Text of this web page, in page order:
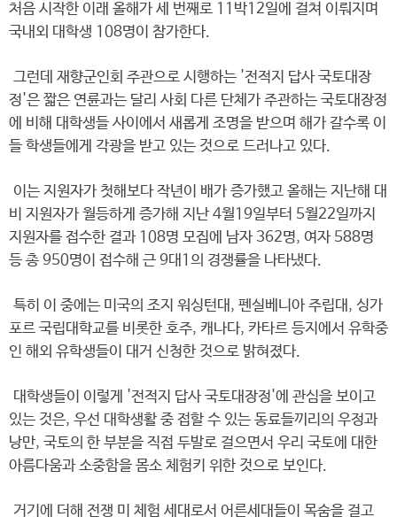
처음 시작한 이래 올해가 세 번째로 11박12일에 걸쳐 이뤄지며
국내외 대학생 108명이 참가한다.
그런데 재향군인회 주관으로 시행하는 '전적지 답사 국토대장
정'은 짧은 연륜과는 달리 사회 다른 단체가 주관하는 국토대장정
에 비해 대학생들 사이에서 새롭게 조명을 받으며 해가 갈수록 이
들 학생들에게 각광을 받고 있는 것으로 드러나고 있다.
이는 지원자가 첫해보다 작년이 배가 증가했고 올해는 지난해 대
비 지원자가 월등하게 증가해 지난 4월19일부터 5월22일까지
지원자를 접수한 결과 108명 모집에 남자 362명, 여자 588명
등 총 950명이 접수해 근 9대1의 경쟁률을 나타냈다.
특히 이 중에는 미국의 조지 워싱턴대, 펜실베니아 주립대, 싱가
포르 국립대학교를 비롯한 호주, 캐나다, 카타르 등지에서 유학중
인 해외 유학생들이 대거 신청한 것으로 밝혀졌다.
대학생들이 이렇게 '전적지 답사 국토대장정'에 관심을 보이고
있는 것은, 우선 대학생활 중 접할 수 있는 동료들끼리의 우정과
낭만, 국토의 한 부분을 직접 두발로 걸으면서 우리 국토에 대한
아름다움과 소중함을 몸소 체험키 위한 것으로 보인다.
거기에 더해 전쟁 미 체험 세대로서 어른세대들이 목숨을 걸고